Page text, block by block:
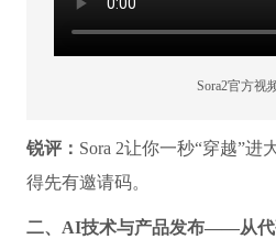
Sora2官方视
锐评： Sora 2让你一秒“穿越”
得先有邀请码。
二、AI技术与产品发布——从代